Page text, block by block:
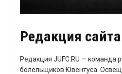
Редакция сайта
Редакция JUFC.RU — команда
болельщиков Ювентуса.